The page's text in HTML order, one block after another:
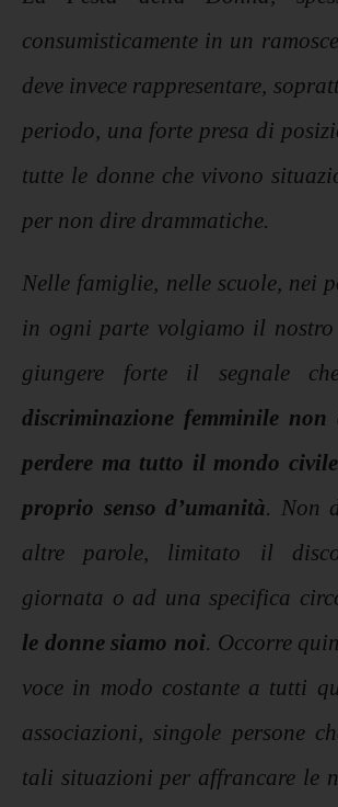
consumisticamente in un
deve invece rappresentare,
periodo, una forte presa di
tutte le donne che vivono
per non dire drammatiche.
Nelle famiglie, nelle scuole, nei
in ogni parte volgiamo il nostro
giungere forte il segnale
discriminazione femminile
perdere ma tutto il mondo
proprio senso d’umanità. Non
altre parole, limitato il
giornata o ad una specifica
le donne siamo noi. Occorre
voce in modo costante a tutti
associazioni, singole persone
tali situazioni per affrancare le